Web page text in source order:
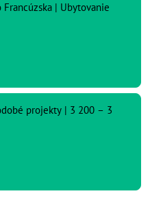
Francúzska | Ubytovanie
projekty | 3 200 – 3